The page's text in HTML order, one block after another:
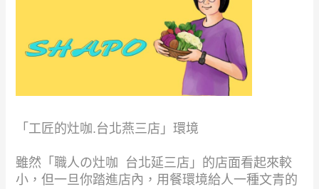
「工匠的灶咖.台北燕三店」環境
雖然「職人の灶咖 台北延三店」的店面看起來較
小，但一旦你踏進店內，用餐環境給人一種文青的